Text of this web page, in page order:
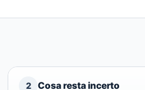
2 Cosa resta incerto